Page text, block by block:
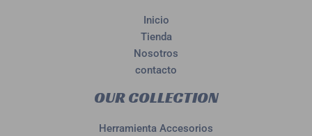
Inicio
Tienda
Nosotros
contacto
OUR COLLECTION
Herramienta Accesorios